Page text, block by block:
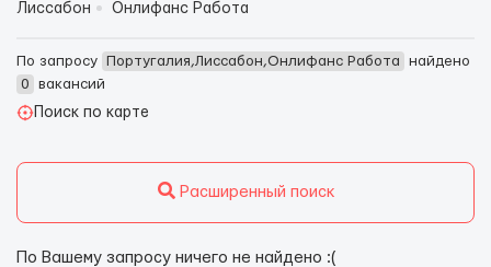
Лиссабон
Онлифанс Работа
По запросу Португалия,Лиссабон,Онлифанс Работа
найдено
0
вакансий
Поиск по карте
Расширенный поиск
По Вашему запросу ничего не найдено :(